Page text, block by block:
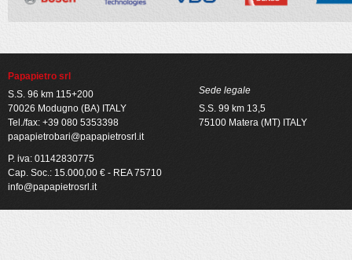
Papapietro srl
S.S. 96 km 115+200
70026 Modugno (BA) ITALY
Tel./fax: +39 080 5353398
papapietrobari@papapietrosrl.it
P. iva: 01142830775
Cap. Soc.: 15.000,00 € - REA 75710
info@papapietrosrl.it
Sede legale
S.S. 99 km 13,5
75100 Matera (MT) ITALY